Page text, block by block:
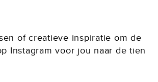
of creatieve inspiratie om de
Instagram voor jou naar de tien